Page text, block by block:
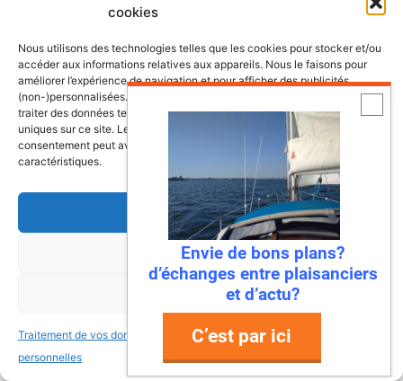
cookies
Nous utilisons des technologies telles que les cookies pour stocker et/ou
accéder aux informations relatives aux appareils. Nous le faisons pour
améliorer l’expérience de navigation et pour afficher des publicités
(non-)personnalisées. Consentir à ces technologies nous autorisera à
traiter des données telles que le comportement de navigation ou les ID
uniques sur ce site. Le fait de ne pas consentir ou de retirer son
consentement peut avoir un effet négatif sur certaines fonctonnalités et
caractéristiques.
Accepter
Refuser
Voir les préférences
Traitement de vos données
personnelles
Traitement de vos données
personnelles
Les dernières fiches bateaux
Fiches de présentation de voiliers
comprenant une présentation, les
retours propriétaires, les points à vérifier
ainsi que la fiche technique du bateau.
Bali 4.8, un vrai
catamaran à vivre
Antarès 700 Pêche, le
bateau pensé pour les
pêcheurs-plaisanciers
Envie de bons plans?
d’échanges entre plaisanciers
et d’actu?
C’est par ici